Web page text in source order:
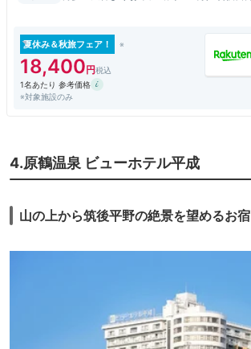
夏休み＆秋旅フェア！
18,400
1名あたり 参考価格
※対象施設のみ
4.原鶴温泉 ビューホテル平成
山の上から筑後平野の絶景を望めるお宿